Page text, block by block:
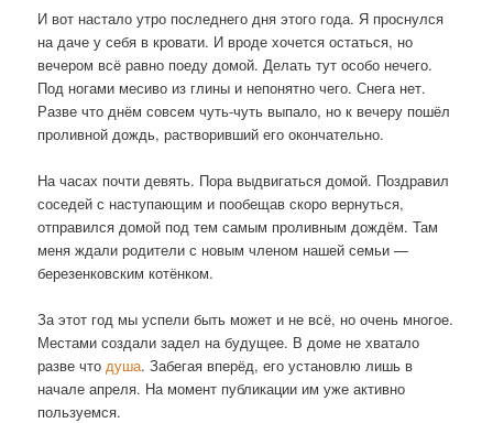
И вот настало утро последнего дня этого года. Я проснулся
на даче у себя в кровати. И вроде хочется остаться, но
вечером всё равно поеду домой. Делать тут особо нечего.
Под ногами месиво из глины и непонятно чего. Снега нет.
Разве что днём совсем чуть-чуть выпало, но к вечеру пошёл
проливной дождь, растворивший его окончательно.
На часах почти девять. Пора выдвигаться домой. Поздравил
соседей с наступающим и пообещав скоро вернуться,
отправился домой под тем самым проливным дождём. Там
меня ждали родители с новым членом нашей семьи —
березенковским котёнком.
За этот год мы успели быть может и не всё, но очень многое.
Местами создали задел на будущее. В доме не хватало
разве чтодуша. Забегая вперёд, его установлю лишь в
начале апреля. На момент публикации им уже активно
пользуемся.